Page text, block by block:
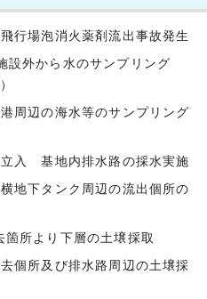
行場泡消火薬剤流出事故発生
外から水のサンプリング
周辺の海水等のサンプリング
入 基地内排水路の採水実施
地下タンク周辺の流出個所の
所より下層の土壌採取
個所及び排水路周辺の土壌採